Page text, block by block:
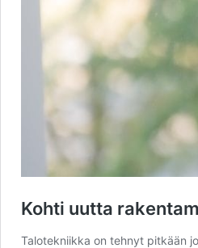
Kohti uutta
Talotekniikka on tehnyt pitkään